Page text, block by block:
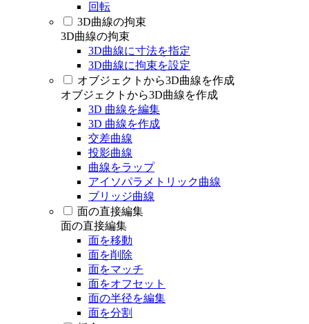
回転
3D曲線の拘束
3D曲線の拘束
3D曲線に寸法を指定
3D曲線に拘束を設定
オブジェクトから3D曲線を作成
オブジェクトから3D曲線を作成
3D 曲線を編集
3D 曲線を作成
交差曲線
投影曲線
曲線をラップ
アイソパラメトリック曲線
ブリッジ曲線
面の直接編集
面の直接編集
面を移動
面を削除
面をマッチ
面をオフセット
面の半径を編集
面を分割